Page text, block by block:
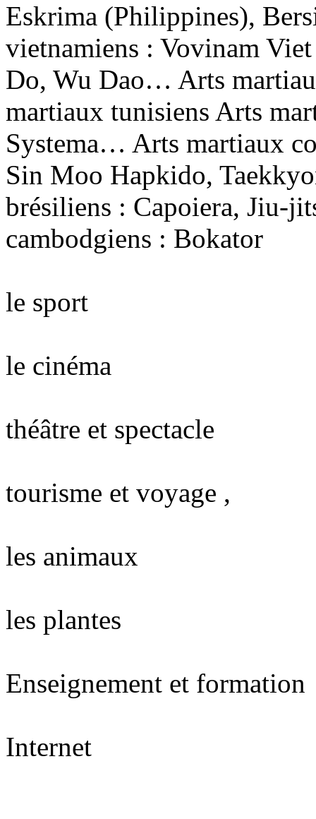
Eskrima (Philippines),
vietnamiens : Vovinam
Do, Wu Dao… Arts
martiaux tunisiens Arts
Systema… Arts martiaux
Sin Moo Hapkido,
brésiliens : Capoiera, Jiu-
cambodgiens : Bokator
le sport
le cinéma
théâtre et spectacle
tourisme et voyage ,
les animaux
les plantes
Enseignement et formation
Internet